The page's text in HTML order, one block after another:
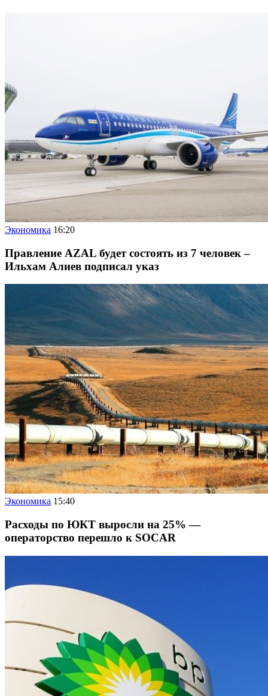
Экономика 16:20
Правление AZAL будет состоять из 7 человек –
Ильхам Алиев подписал указ
Экономика 15:40
Расходы по ЮКТ выросли на 25% —
операторство перешло к SOCAR